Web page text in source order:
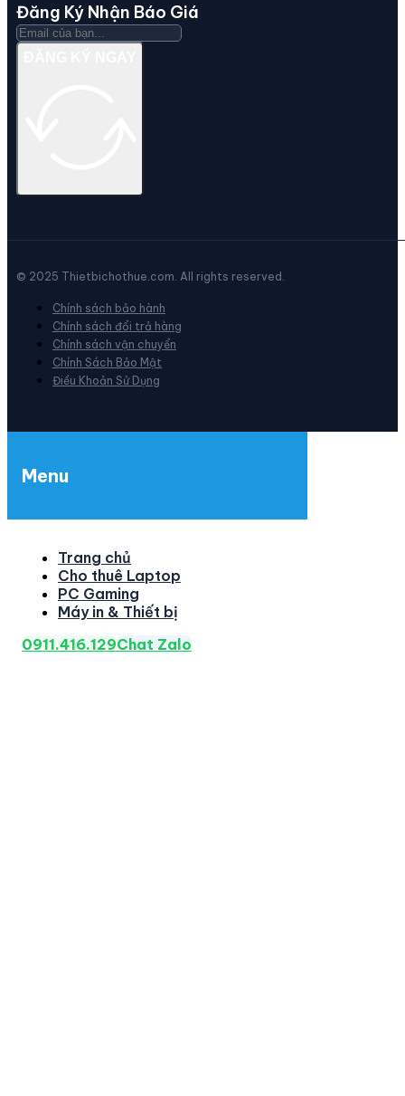
Đăng Ký Nhận Báo Giá
© 2025 Thietbichothue.com. All rights reserved.
Chính sách bảo hành
Chính sách đổi trả hàng
Chính sách vận chuyển
Chính Sách Bảo Mật
Điều Khoản Sử Dụng
Menu
Trang chủ
Cho thuê Laptop
PC Gaming
Máy in & Thiết bị
0911.416.129Chat Zalo